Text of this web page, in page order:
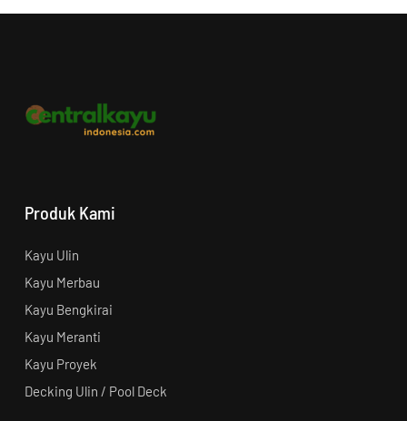
Produk Kami
Kayu Ulin
Kayu Merbau
Kayu Bengkirai
Kayu Meranti
Kayu Proyek
Decking Ulin / Pool Deck